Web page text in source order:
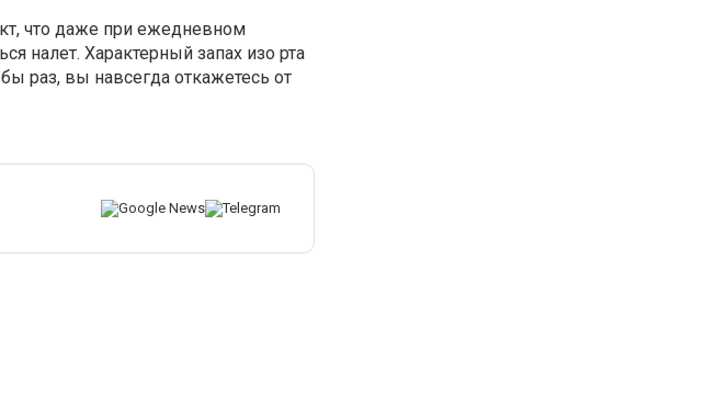
что даже при ежедневном
налет. Характерный запах изо рта
раз, вы навсегда откажетесь от